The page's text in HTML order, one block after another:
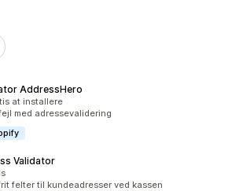
AddressHero
i altat installere
med adressevalidering
Validator
alt
felter til kundeadresser ved kassen